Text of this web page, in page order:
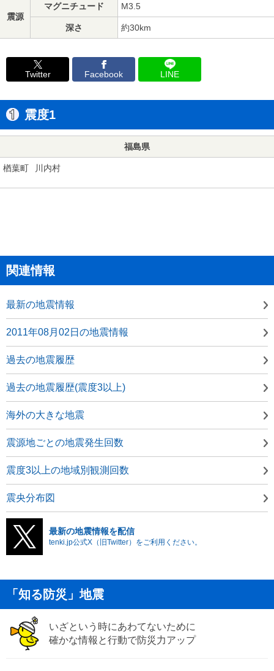
震源
マグニチュード M3.5
深さ 約30km
Twitter Facebook LINE
震度1
福島県
楢葉町 川内村
関連情報
最新の地震情報
2011年08月02日の地震情報
過去の地震履歴
過去の地震履歴(震度3以上)
海外の大きな地震
震源地ごとの地震発生回数
震度3以上の地域別観測回数
震央分布図
最新の地震情報を配信
tenki.jp公式X（旧Twitter）をご利用ください。
「知る防災」地震
いざという時にあわてないために
確かな情報と行動で防災力アップ